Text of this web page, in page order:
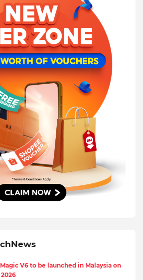
V6 to be launched in Malaysia on